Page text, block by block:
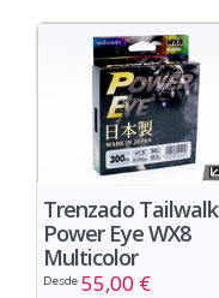
Trenzado Tailwalk
Power Eye WX8
Multicolor
Desde 55,00 €